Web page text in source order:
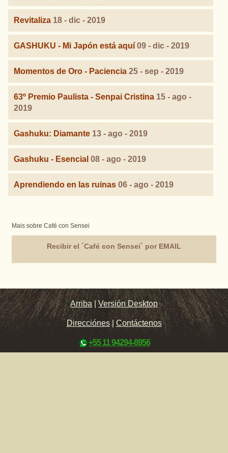
Revitaliza 18 - dic - 2019
GASHUKU - Mi Japón está aquí 09 - dic - 2019
Momentos de Oro - Paciencia 25 - sep - 2019
63º Premio Paulista - Senpai Cristina 15 - ago -
2019
Gashuku: Diamante 13 - ago - 2019
Gashuku - Esencial 08 - ago - 2019
Aprendiendo en las ruinas 06 - ago - 2019
Mais sobre Café con Sensei
Recibir el ´Café con Sensei` por EMAIL
Arriba |Versión Desktop
Direcciónes| Contáctenos
+55 11 94294-8956